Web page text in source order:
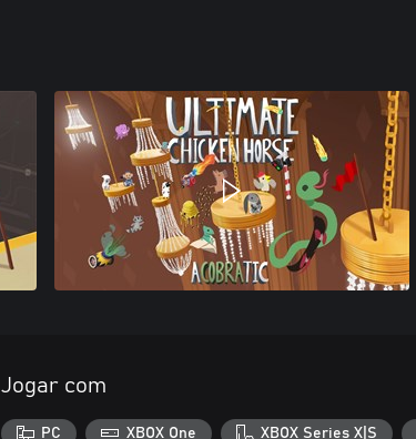
Jogar com
PC XBOX One XBOX Series X|S